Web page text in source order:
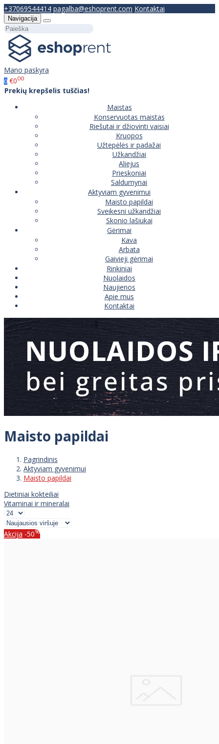
+37069544414 pagalba@eshoprent.com Kontaktai
Navigacija
Mano paskyra
0 €000
Prekių krepšelis tuščias!
Maistas
Konservuotas maistas
Riešutai ir džiovinti vaisiai
Kruopos
Užtepėlės ir padažai
Užkandžiai
Aliejus
Prieskoniai
Saldumynai
Aktyviam gyvenimui
Maisto papildai
Sveikesni užkandžiai
Skonio lašiukai
Gėrimai
Kava
Arbata
Gaivieji gėrimai
Rinkiniai
Nuolaidos
Naujienos
Apie mus
Kontaktai
Maisto papildai
Pagrindinis
Aktyviam gyvenimui
Maisto papildai
Dietiniai kokteiliai
Vitaminai ir mineralai
Akcija -50%